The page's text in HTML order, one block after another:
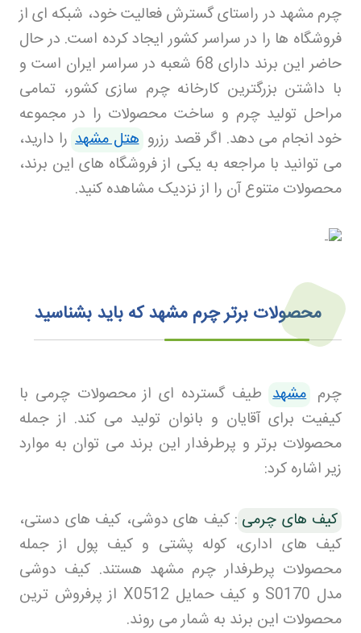
چرم مشهد در راستای گسترش فعالیت خود، شبکه ای از
فروشگاه ها را در سراسر کشور ایجاد کرده است. در حال
حاضر این برند دارای 68 شعبه در سراسر ایران است و
با داشتن بزرگترین کارخانه چرم سازی کشور، تمامی
مراحل تولید چرم و ساخت محصولات را در مجموعه
خود انجام می دهد. اگر قصد رزرو هتل مشهد را دارید،
می توانید با مراجعه به یکی از فروشگاه های این برند،
محصولات متنوع آن را از نزدیک مشاهده کنید.
محصولات برتر چرم مشهد که باید بشناسید
چرم مشهد طیف گسترده ای از محصولات چرمی با
کیفیت برای آقایان و بانوان تولید می کند. از جمله
محصولات برتر و پرطرفدار این برند می توان به موارد
زیر اشاره کرد:
کیف های چرمی :کیف های دوشی، کیف های دستی،
کیف های اداری، کوله پشتی و کیف پول از جمله
محصولات پرطرفدار چرم مشهد هستند. کیف دوشی
مدل
و کیف حمایل
از پرفروش ترین
محصولات این برند به شمار می روند.